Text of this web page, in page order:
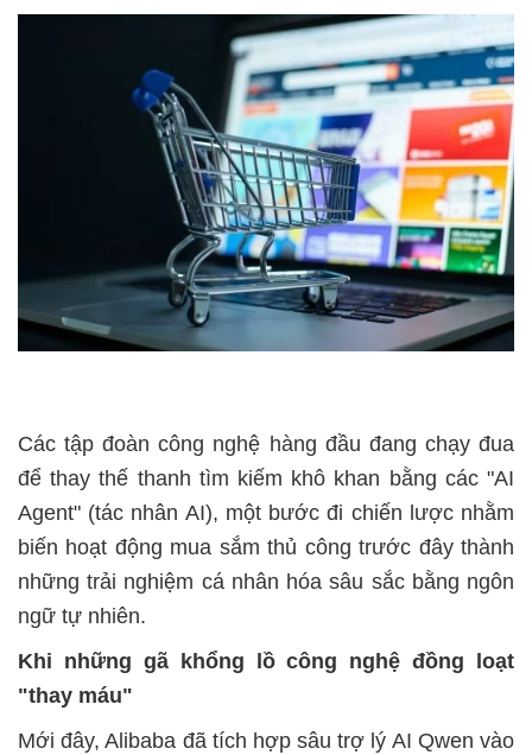
Các tập đoàn công nghệ hàng đầu đang chạy đua
để thay thế thanh tìm kiếm khô khan bằng các "AI
Agent" (tác nhân AI), một bước đi chiến lược nhằm
biến hoạt động mua sắm thủ công trước đây thành
những trải nghiệm cá nhân hóa sâu sắc bằng ngôn
ngữ tự nhiên.
Khi những gã khổng lồ công nghệ đồng loạt
"thay máu"
Mới đây, Alibaba đã tích hợp sâu trợ lý AI Qwen vào